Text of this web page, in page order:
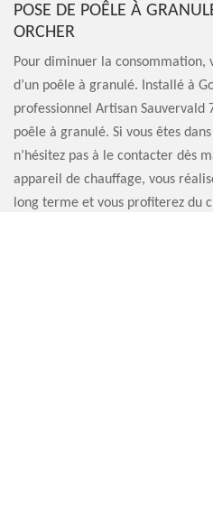
POSE DE POÊLE À
ORCHER
Pour diminuer la consommation,
d’un poêle à granulé. Installé à
professionnel Artisan Sauvervald
poêle à granulé. Si vous êtes
n’hésitez pas à le contacter dès
appareil de chauffage, vous
long terme et vous profiterez du